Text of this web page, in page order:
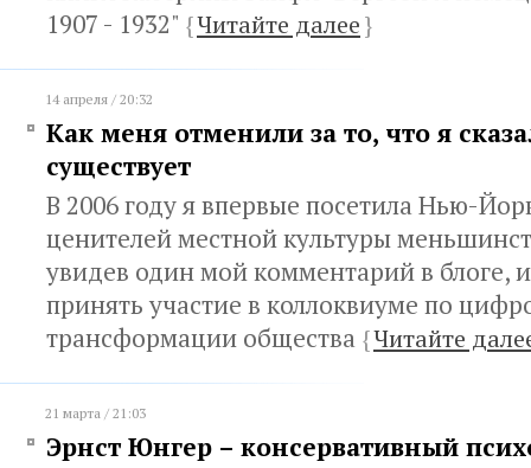
1907 - 1932" {Читайте далее}
14 апреля / 20:32
Как меня отменили за то, что я
существует
В 2006 году я впервые посетила Нью-
ценителей местной культуры
увидев один мой комментарий в блоге,
принять участие в коллоквиуме по
трансформации общества {Читайте
21 марта / 21:03
Эрнст Юнгер – консервативный